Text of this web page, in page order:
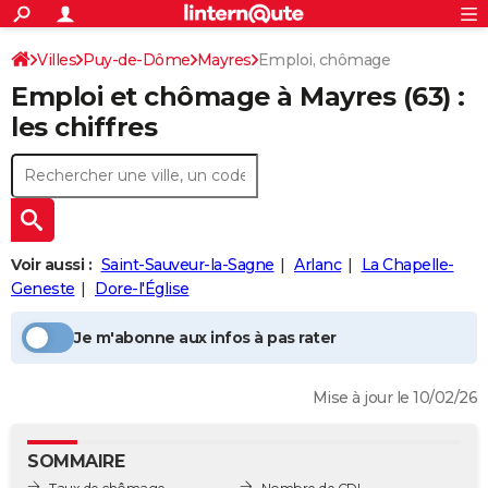
ACTUALITÉS
Politique
Société
Faits Divers
Education
Monde
Villes
+
SPORT
Coupe du monde 2026
Football
Tennis
Cyclisme
Rugby
Forum
CULTURE
Programme TV
TNT
Streaming
Cinéma
Sorties cinéma
Musique
+
FINANCE
Retraite
Impôts
Epargne
Immobilier
Risques naturels par ville
Banque
Assurance
Crédit
AUTO
Essais
Réserver un essai
Citadines
Berlines
SUV
Forum auto
+
HIGH-TECH
Mobiles
Meilleur smartphone
Internet
Ordinateurs
Jeux vidéo
Guide high-tech
+
BRICOLAGE
Forum
Aménagement intérieur
Extérieur
Cuisine
Salle de bains
Jardinage
Rangement
WEEK-END
Alimentation
Guide de la santé
Maladies
Médicaments
Sommeil
VOYAGE
Rechercher
S'inscrire
Connexion
Villes Puy-de-Dôme Mayres Emploi, chômage
Emploi et chômage à Mayres(63) :
les chiffres
Voir aussi : Saint-Sauveur-la-Sagne Arlanc
La Chapelle-
Geneste
Dore-l'Église
Je m'abonne aux infos à pas rater
Mise à jour le 10/02/26
SOMMAIRE